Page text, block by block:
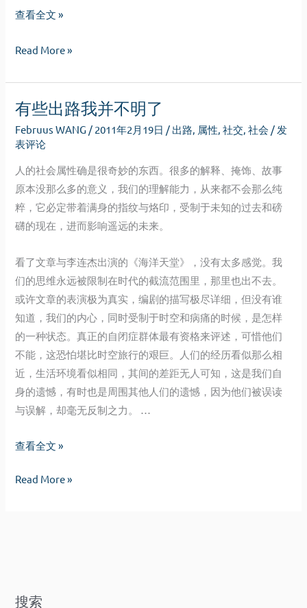
穷
蛋，
八
怪
与
性
能
查看全文 »
穷
蛋，
丑
八
怪
性
无
能
Read More »
有些出路我并不明了
Februus WANG / 2011年2月19日 / 出路 属性 ,社交 ,社会 / 发
表评论
人的社会属性确是很奇妙的东西。很多的解释、掩饰、故事
原本没那么多的意义，我们的理解能力，从来都不会那么纯
粹，它必定带着满身的指纹与烙印，受制于未知的过去和磅
礴的现在，进而影响遥远的未来。
看了文章与李连杰出演的《海洋天堂》，没有太多感觉。我
们的思维永远被限制在时代的截流范围里，那里也出不去。
或许文章的表演极为真实，编剧的描写极尽详细，但没有谁
知道，我们的内心，同时受制于时空和病痛的时候，是怎样
的一种状态。真正的自闭症群体最有资格来评述，可惜他们
不能，这恐怕堪比时空旅行的艰巨。人们的经历看似那么相
近，生活环境看似相同，其间的差距无人可知，这是我们自
身的遗憾，有时也是周围其他人们的遗憾，因为他们被误读
与误解，却毫无反制之力。 …
有
出
了
查看全文 »
有
Read More »
搜索